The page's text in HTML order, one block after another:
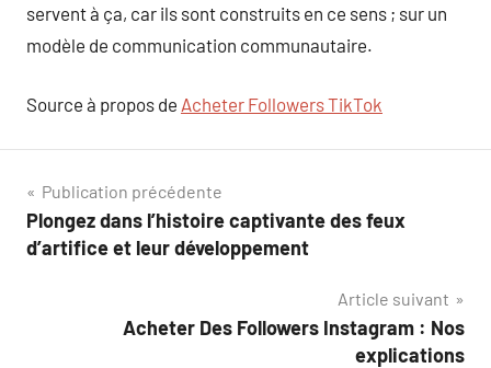
servent à ça, car ils sont construits en ce sens ; sur un
modèle de communication communautaire.
Source à propos de Acheter Followers TikTok
Navigation
de
Publication précédente
Plongez dans l’histoire captivante des feux
d’artifice et leur développement
Article suivant
Acheter Des Followers Instagram : Nos
explications